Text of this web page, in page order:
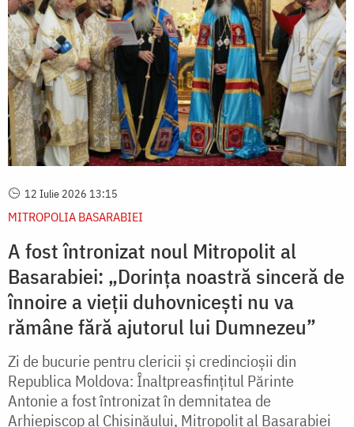
12 Iulie 2026 13:15
MITROPOLIA BASARABIEI
A fost întronizat noul Mitropolit al
Basarabiei: „Dorința noastră sinceră de
înnoire a vieții duhovnicești nu va
rămâne fără ajutorul lui Dumnezeu”
Zi de bucurie pentru clericii și credincioșii din
Republica Moldova: Înaltpreasfințitul Părinte
Antonie a fost întronizat în demnitatea de
Arhiepiscop al Chișinăului, Mitropolit al Basarabiei